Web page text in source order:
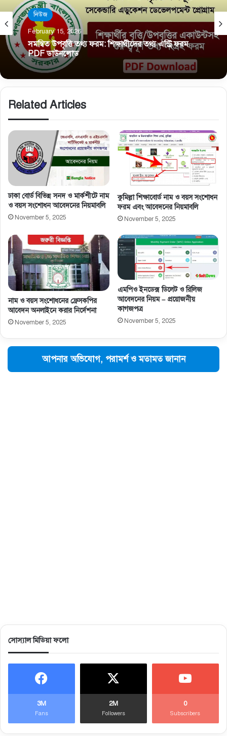
নিউজ
February 15, 2026
সমন্বিত উপবৃত্তি তথ্য ফরম: শিক্ষার্থীদের তথ্য এন্ট্রি ফরম
শিক্ষা ব্যবস্থাপনা
February 15, 2026
ষষ্ঠ, অষ্টম ও নবম শ্রেণির বোর্ড রেজিস্ট্রেশন: ভুল-ভ্রান্তি
এড়াতে প্রতিষ্ঠান প্রধানের করণীয়
Related Articles
ঢাকা বোর্ড বিভিন্ন সনদ ও মার্কশীটে নাম
ও বয়স সংশোধন আবেদনের নিয়মাবলি
November 5, 2025
কুমিল্লা শিক্ষাবোর্ড নাম ও বয়স সংশোধন
ফরম এবং আবেদনের নিয়মাবলি
November 5, 2025
নাম ও বয়স সংশােধনের ফ্রেসকপির
আবেদন অনলাইনে করার নির্দেশনা
November 5, 2025
এমপিও ইনডেক্স ডিলেট ও রিলিজ
আবেদনের নিয়ম – প্রয়োজনীয়
কাগজপত্র
November 5, 2025
আপনার অভিযোগ, পরামর্শ ও মতামত জানান
সোস্যাল মিডিয়া ফলো
3M
Fans
2M
Followers
0
Subscribers